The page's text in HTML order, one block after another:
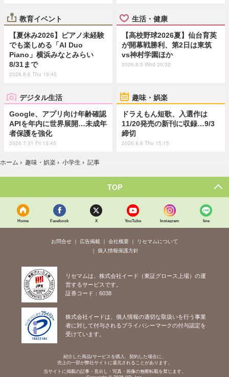
教育イベント
【夏休み2026】ピアノ未経験
でも楽しめる「AI Duo
Piano」横浜みなとみらい
8/31まで
2026.8.6 Thu 19:45
生活・健康
【高校野球2026夏】仙台育英
が開幕戦勝利、第2日は東筑
vs神村学園ほか
2026.8.5 Wed 20:32
デジタル生活
Google、アプリ向け年齢確認
APIを年内に世界展開…未成年
者保護を強化
2026.7.31 Fri 13:45
趣味・娯楽
ドラえもん短歌、入選作は
11/20発売の新刊に収録…9/3
締切
2026.8.6 Thu 15:15
ホーム › 趣味・娯楽 › 小学生 › 記事
TOP
Home Facebook X YouTube Instagram line
お問合せ 広告掲載 会社概要
リセマムについて
個人情報保護方針
リセマムは、株式会社イード（東証グロース上場）の運
営するサービスです。
証券コード：6038
株式会社イードは、個人情報の適切な取扱いを行う事業
者に対して付与されるプライバシーマークの付与認定を
受けています。
紹介した商品/サービスを購入、契約した場合に、
売上の一部が弊社サイトに還元されることがあります。
当サイトに掲載の記事・見出し・写真・画像の無断転載を禁じます。